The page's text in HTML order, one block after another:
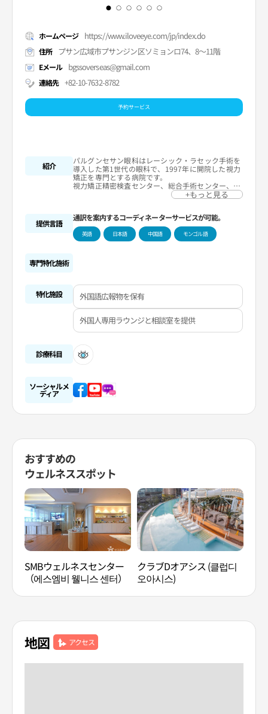
ホームページ https://www.iloveeye.com/jp/index.do
住所 プサン広域市プサンジン区ソミョンロ74、8～11階
Eメール bgssoverseas@gmail.com
連絡先 +82-10-7632-8782
予約サービス
紹介
パルグンセサン眼科はレーシック・ラセック手術を
導入した第1世代の眼科で、1997年に開院した視力
矯正を専門とする病院です。
視力矯正精密検査センター、総合手術センター、一
般診療センター、視力矯正研究センターの計4階と
なっています。視力矯正精密検査センターは、レー
けられています。視力矯正精密検査センターでは韓
国最多となる検査機器を利用し、約50種の精密検査
と11段階の特殊診断検査を行っています。
DNA遺伝子検査室では、より安全な手術のために手
+もっと見る
提供言語
通訳を案内するコーディネーターサービスが可能。
英語 日本語 中国語 モンゴル語
専門特化施術
特化施設 外国語広報物を保有
外国人専用ラウンジと相談室を提供
診療科目
ソーシャルメ
ディア
おすすめの
ウェルネススポット
SMBウェルネスセンター
（에스엠비 웰니스 센터）
クラブDオアシス (클럽디
오아시스)
地図 アクセス